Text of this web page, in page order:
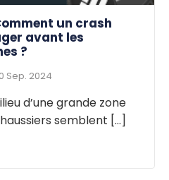
un crash
avant les
?
Sep. 2024
d’une grande zone
semblent [...]